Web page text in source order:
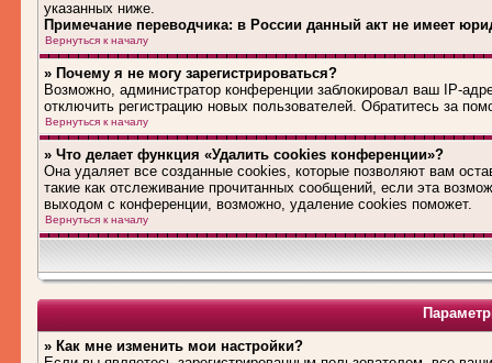
указанных ниже.
Примечание переводчика: в России данный акт не имеет
Вернуться к началу
» Почему я не могу зарегистрироваться?
Возможно, администратор конференции заблокировал ваш IP-
отключить регистрацию новых пользователей. Обратитесь за
Вернуться к началу
» Что делает функция «Удалить cookies конференции»?
Она удаляет все созданные cookies, которые позволяют вам
такие как отслеживание прочитанных сообщений, если эта
выходом с конференции, возможно, удаление cookies поможет.
Вернуться к началу
» Как мне изменить мои настройки?